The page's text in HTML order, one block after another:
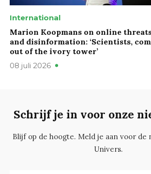
International
Marion Koopmans on online
and disinformation: ‘Scientists,
out of the ivory tower’
08 juli 2026
Schrijf je in voor onze
Blijf op de hoogte. Meld je aan voor de
Univers.